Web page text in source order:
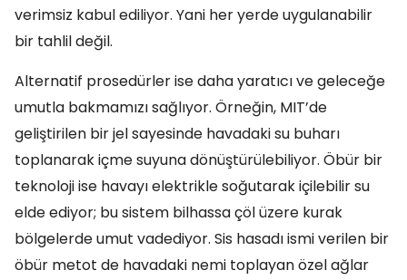
verimsiz kabul ediliyor. Yani her yerde uygulanabilir
bir tahlil değil.
Alternatif prosedürler ise daha yaratıcı ve geleceğe
umutla bakmamızı sağlıyor. Örneğin, MIT’de
geliştirilen bir jel sayesinde havadaki su buharı
toplanarak içme suyuna dönüştürülebiliyor. Öbür bir
teknoloji ise havayı elektrikle soğutarak içilebilir su
elde ediyor; bu sistem bilhassa çöl üzere kurak
bölgelerde umut vadediyor. Sis hasadı ismi verilen bir
öbür metot de havadaki nemi toplayan özel ağlar